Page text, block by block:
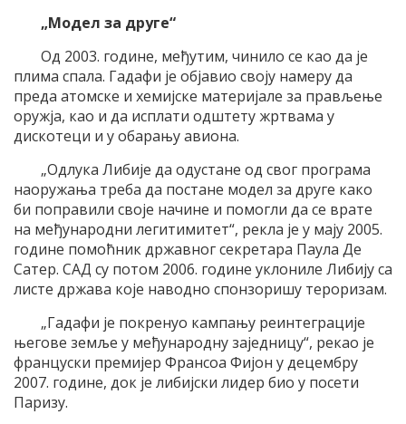
„Модел за друге“
Од 2003. године, међутим, чинило се као да је
плима спала. Гадафи је објавио своју намеру да
преда атомске и хемијске материјале за прављење
оружја, као и да исплати одштету жртвама у
дискотеци и у обарању авиона.
„Одлука Либије да одустане од свог програма
наоружања треба да постане модел за друге како
би поправили своје начине и помогли да се врате
на међународни легитимитет“, рекла је у мају 2005.
године помоћник државног секретара Паула Де
Сатер. САД су потом 2006. године уклониле Либију са
листе држава које наводно спонзоришу тероризам.
„Гадафи је покренуо кампању реинтеграције
његове земље у међународну заједницу“, рекао је
француски премијер Франсоа Фијон у децембру
2007. године, док је либијски лидер био у посети
Паризу.